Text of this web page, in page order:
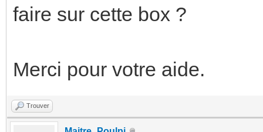
faire sur cette box ?
Merci pour votre aide.
Trouver